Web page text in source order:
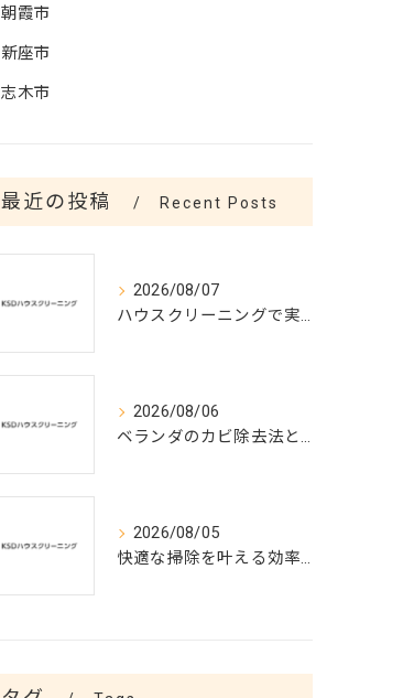
朝霞市
新座市
志木市
最近の投稿 Recent Posts
2026/08/07
ハウスクリーニングで実現する涼しい夏空間
2026/08/06
ベランダのカビ除去法と予防対策
2026/08/05
快適な掃除を叶える効率的ハウスクリーニング術